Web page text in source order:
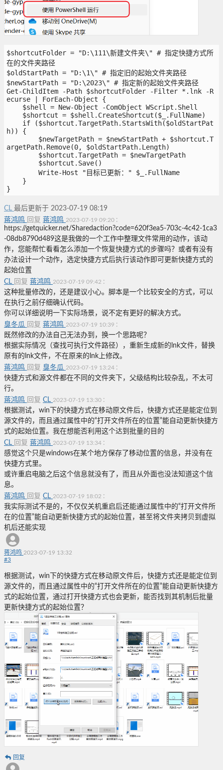
$shortcutFolder = "D:\111\新建文件夹\" # 指定快捷方式所
在的文件夹路径
$oldStartPath = "D:\1\" # 指定旧的起始文件夹路径
$newStartPath = "D:\2023\" # 指定新的起始文件夹路径
Get-ChildItem -Path $shortcutFolder -Filter *.lnk -R
ecurse | ForEach-Object {
$shell = New-Object -ComObject WScript.Shell
$shortcut = $shell.CreateShortcut($_.FullName)
if ($shortcut.TargetPath.StartsWith($oldStartPat
h)) {
$newTargetPath = $newStartPath + $shortcut.T
argetPath.Remove(0, $oldStartPath.Length)
$shortcut.TargetPath = $newTargetPath
$shortcut.Save()
Write-Host "目标已更新：" $_.FullName
}
}
CL 最后更新于 2023-07-19 08:19
蒋鸿鸣
回复 蒋鸿鸣 2023-07-19 09:20 :
https://getquicker.net/Sharedaction?code=620f3ea5-703c-4c42-1ca3
-08db8790d489这是我做的一个工作中整理文件常用的动作，该动
作，您能帮忙看看怎么添加一个恢复快捷方式的步骤吗？或者有没有
办法设计一个动作，选定快捷方式后执行该动作即可更新快捷方式的
起始位置
CL 回复 蒋鸿鸣 2023-07-19 09:42 :
这种批量修改的，还是建议小心。脚本是一个比较安全的方式，可以
在执行之前仔细确认代码。
你可以详细说明一下实际场景，说不定有更好的解决方式。
臭冬瓜
回复 蒋鸿鸣 2023-07-19 10:39 :
既然修改的办法自己无法办到，换一个思路呢？
根据实际情况（查找可执行文件路径），重新生成新的lnk文件，替换
原有的lnk文件，不在原来的lnk上修改。
蒋鸿鸣
回复 臭冬瓜 2023-07-19 13:24 :
快捷方式和源文件都在不同的文件夹下，父级结构比较杂乱，不太可
行。
蒋鸿鸣
回复 CL 2023-07-19 13:30 :
根据测试，win下的快捷方式在移动原文件后，快捷方式还是能定位到
源文件的，而且通过属性中的“打开文件所在的位置”能自动更新快捷方
式的起始位置。我在想能否利用这个达到批量的目的
CL 回复 蒋鸿鸣 2023-07-19 13:34 :
感觉这个只是windows在某个地方保存了移动位置的信息，并没有在
快捷方式里。
或许重启电脑之后这个信息就没有了，而且从外面也没法知道这个信
息。
蒋鸿鸣
回复 CL 2023-07-19 18:02 :
我实际测试不是的，不仅仅关机重启后还能通过属性中的“打开文件所
在的位置”能自动更新快捷方式的起始位置，甚至将文件夹拷贝到虚拟
机后还能实现
蒋鸿鸣 2023-07-19 13:32
#3
根据测试，win下的快捷方式在移动原文件后，快捷方式还是能定位到
源文件的，而且通过属性中的“打开文件所在的位置”能自动更新快捷方
式的起始位置，通过打开快捷方式也会更新，能否找到其机制后批量
更新快捷方式的起始位置？
回复